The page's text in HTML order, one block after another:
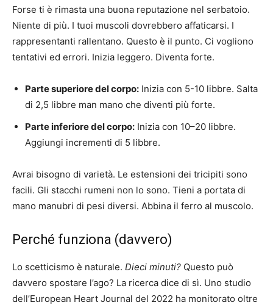
Forse ti è rimasta una buona reputazione nel serbatoio.
Niente di più. I tuoi muscoli dovrebbero affaticarsi. I
rappresentanti rallentano. Questo è il punto. Ci vogliono
tentativi ed errori. Inizia leggero. Diventa forte.
Parte superiore del corpo: Inizia con 5-10 libbre. Salta
di 2,5 libbre man mano che diventi più forte.
Parte inferiore del corpo: Inizia con 10–20 libbre.
Aggiungi incrementi di 5 libbre.
Avrai bisogno di varietà. Le estensioni dei tricipiti sono
facili. Gli stacchi rumeni non lo sono. Tieni a portata di
mano manubri di pesi diversi. Abbina il ferro al muscolo.
Perché funziona (davvero)
Lo scetticismo è naturale. Dieci minuti? Questo può
davvero spostare l’ago? La ricerca dice di sì. Uno studio
dell’European Heart Journal del 2022 ha monitorato oltre